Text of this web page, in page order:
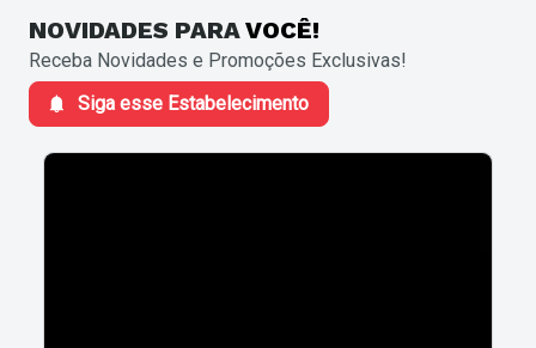
NOVIDADES PARAVOCÊ!
Receba Novidades e Promoções Exclusivas!
Siga esse Estabelecimento